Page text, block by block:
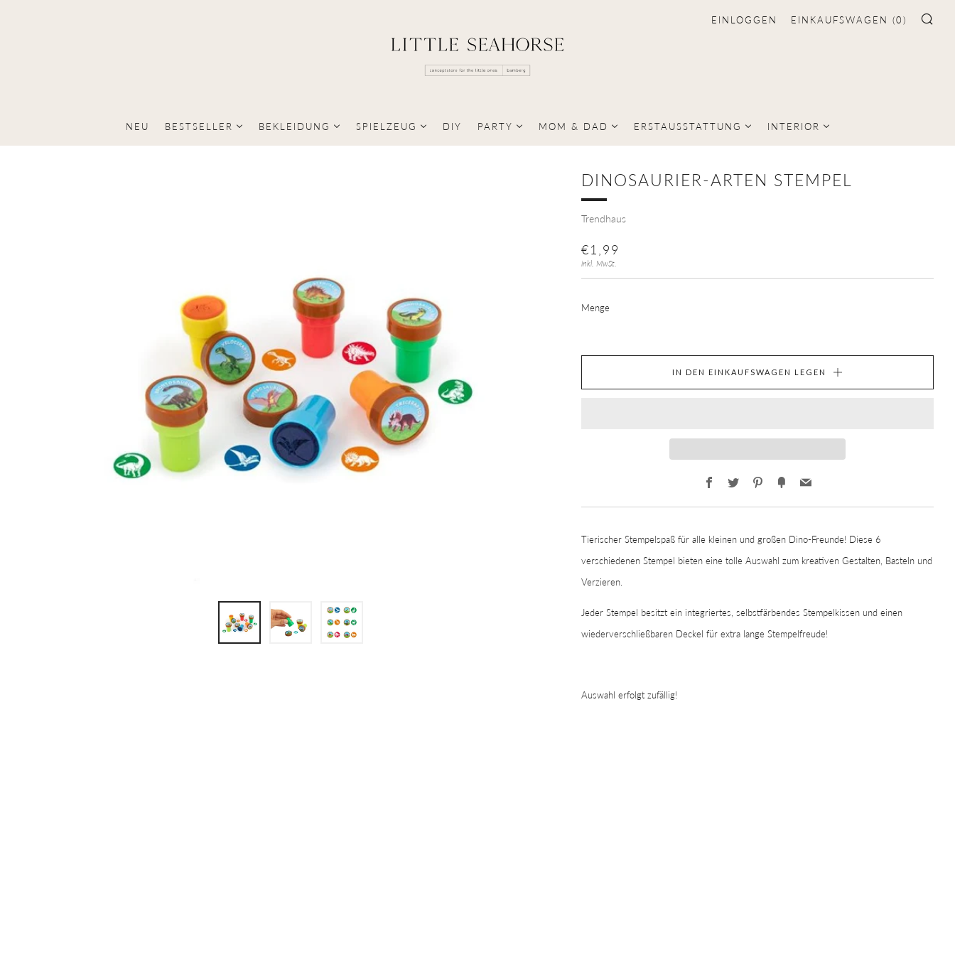
NEU BESTSELLER BEKLEIDUNG SPIELZEUG DIY PARTY MOM & DAD ERSTAUSSTATTUNG INTERIOR
EINLOGGEN EINKAUFSWAGEN (0)
DINOSAURIER-ARTEN STEMPEL
Trendhaus
NORMALER
PREIS
€1,99
inkl. MwSt.
Menge
IN DEN EINKAUFSWAGEN LEGEN
Facebook
Twitter Pinterest
Fancy
Tierischer Stempelspaß für alle kleinen und großen Dino-Freunde! Diese 6
verschiedenen Stempel bieten eine tolle Auswahl zum kreativen Gestalten, Basteln und
Verzieren.
Jeder Stempel besitzt ein integriertes, selbstfärbendes Stempelkissen und einen
wiederverschließbaren Deckel für extra lange Stempelfreude!
Auswahl erfolgt zufällig!